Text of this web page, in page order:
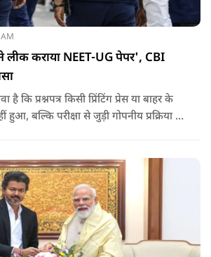
कराया NEET-UG पेपर', CBI
कि प्रश्नपत्र किसी प्रिंटिंग प्रेस या बाहर के
बल्कि परीक्षा से जुड़ी गोपनीय प्रक्रिया में